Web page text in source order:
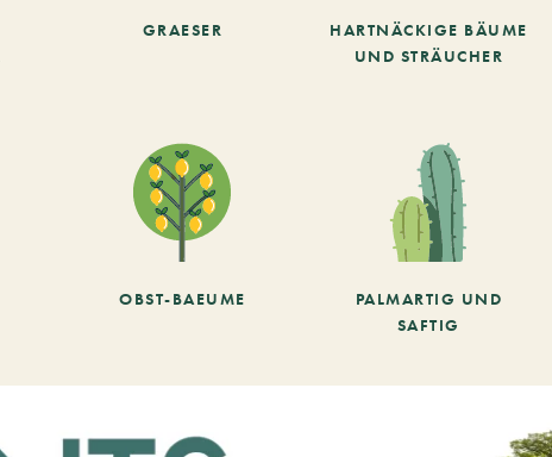
GRAESER
HARTNÄCKIGE BÄUME
UND STRÄUCHER
OBST-BAEUME
PALMARTIG UND
SAFTIG